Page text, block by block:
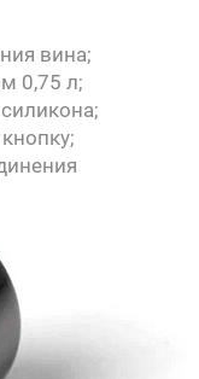
вина;
0,75 л;